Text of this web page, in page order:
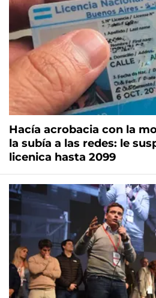
Hacía acrobacia con la
la subía a las redes: le
licenica hasta 2099